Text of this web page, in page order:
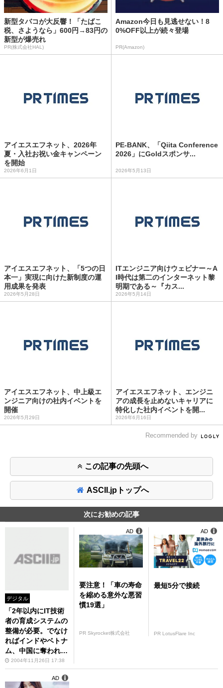
新型タバコが大反響！「たばこ
税、さようなら」600円→83円の
新型が爆売れ
PR(株式会社HAL)
Amazon今日も見逃せない！8
0%OFF以上が続々登場
PR(Amazon)
アイエスエフネット、2026年
夏・入社お祝い金キャンペーン
を開始
2026年6月1日
PE-BANK、「Qiita Conference
2026」にGoldスポンサ...
2026年5月13日
アイエスエフネット、「5つの日
本一」実現に向けた新制度の運
用成果を発表
2026年5月28日
ITエンジニア向けウェビナー～A
I時代は第二のインターネット黎
明期である～『カス...
2026年5月14日
アイエスエフネット、中上級エ
ンジニア向けの社内イベントを
開催
2026年5月29日
アイエスエフネット、エンジニ
アの成長を止めないキャリアに
特化した社内イベントを開...
2026年6月16日
Recommended by
この記事の先頭へ
ASCII.jpトップへ
次にお勧めの記事
デジタル
「2年以内にIT技術
者の育成システムの
整備が必要。でなけ
ればインドやベトナ
ム、中国に奪われる
だろう」――ITSS
プレスセミナー開催
2004年11月26日 17:38
要注意！「車の寿命
を縮める意外な悪習
慣19選」
PR Skyrocket株式会社
AD
最短5分で接続
PR LotusFlare Inc
AD
AD